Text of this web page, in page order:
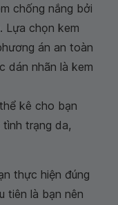
chống nắng bởi
Lựa chọn kem
án an toàn
dán nhãn là kem
kê cho bạn
trạng da,
thực hiện đúng
tiên là bạn nên